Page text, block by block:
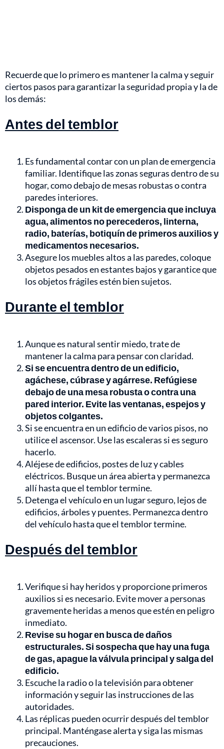
Recuerde que lo primero es mantener la calma y seguir
ciertos pasos para garantizar la seguridad propia y la de
los demás:
Antes del temblor
Es fundamental contar con un plan de emergencia
familiar. Identifique las zonas seguras dentro de su
hogar, como debajo de mesas robustas o contra
paredes interiores.
Disponga de un kit de emergencia que incluya
agua, alimentos no perecederos, linterna,
radio, baterías, botiquín de primeros auxilios y
medicamentos necesarios.
Asegure los muebles altos a las paredes, coloque
objetos pesados en estantes bajos y garantice que
los objetos frágiles estén bien sujetos.
Durante el temblor
Aunque es natural sentir miedo, trate de
mantener la calma para pensar con claridad.
Si se encuentra dentro de un edificio,
agáchese, cúbrase y agárrese. Refúgiese
debajo de una mesa robusta o contra una
pared interior. Evite las ventanas, espejos y
objetos colgantes.
Si se encuentra en un edificio de varios pisos, no
utilice el ascensor. Use las escaleras si es seguro
hacerlo.
Aléjese de edificios, postes de luz y cables
eléctricos. Busque un área abierta y permanezca
allí hasta que el temblor termine.
Detenga el vehículo en un lugar seguro, lejos de
edificios, árboles y puentes. Permanezca dentro
del vehículo hasta que el temblor termine.
Después del temblor
Verifique si hay heridos y proporcione primeros
auxilios si es necesario. Evite mover a personas
gravemente heridas a menos que estén en peligro
inmediato.
Revise su hogar en busca de daños
estructurales. Si sospecha que hay una fuga
de gas, apague la válvula principal y salga del
edificio.
Escuche la radio o la televisión para obtener
información y seguir las instrucciones de las
autoridades.
Las réplicas pueden ocurrir después del temblor
principal. Manténgase alerta y siga las mismas
precauciones.